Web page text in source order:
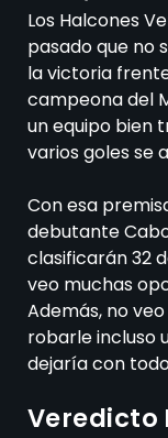
Los Halcones
pasado que no
la victoria
campeona del
un equipo bien
varios goles se
Con esa
debutante
clasificarán 32
veo muchas
Además, no
robarle incluso
dejaría con
Veredicto